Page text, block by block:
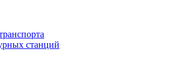
станций